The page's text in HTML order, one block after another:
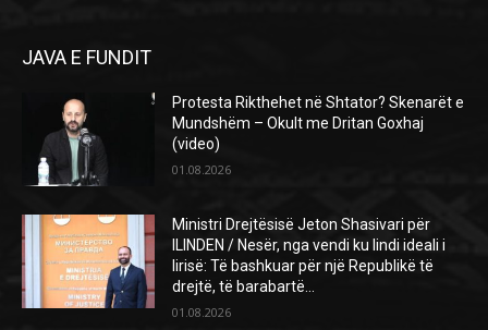
JAVA E FUNDIT
Protesta Rikthehet në Shtator? Skenarët e
Mundshëm – Okult me Dritan Goxhaj
(video)
01.08.2026
Ministri Drejtësisë Jeton Shasivari për
ILINDEN / Nesër, nga vendi ku lindi ideali i
lirisë: Të bashkuar për një Republikë të
drejtë, të barabartë...
01.08.2026